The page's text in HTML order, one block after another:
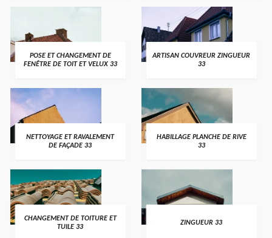
POSE ET CHANGEMENT DE
FENÊTRE DE TOIT ET VELUX 33
ARTISAN COUVREUR ZINGUEUR
33
NETTOYAGE ET RAVALEMENT
DE FAÇADE 33
HABILLAGE PLANCHE DE RIVE
33
CHANGEMENT DE TOITURE ET
TUILE 33
ZINGUEUR 33